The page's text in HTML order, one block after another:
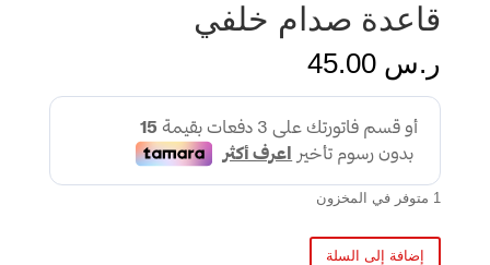
قاعدة صدام خلفي
ر.س
1 متوفر في المخزون
إضافة إلى السلة